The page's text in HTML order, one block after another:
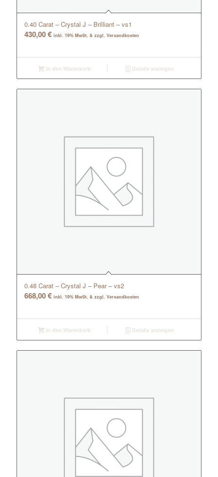
0.40 Carat – Crystal J – Brilliant – vs1
430,00€ inkl. 19% MwSt. & zzgl. Versandkosten
In den Warenkorb Details anzeigen
0.48 Carat – Crystal J – Pear – vs2
668,00€ inkl. 19% MwSt. & zzgl. Versandkosten
In den Warenkorb Details anzeigen